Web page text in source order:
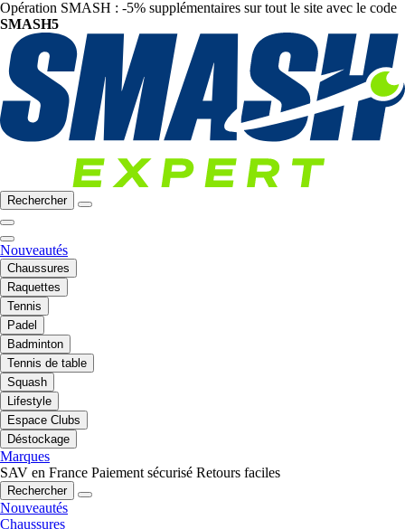
Opération SMASH : -5% supplémentaires sur tout le site avec le code
SMASH5
Rechercher
Nouveautés
Chaussures
Raquettes
Tennis
Padel
Badminton
Tennis de table
Squash
Lifestyle
Espace Clubs
Déstockage
Marques
SAV en France Paiement sécurisé Retours faciles
Rechercher
Nouveautés
Chaussures